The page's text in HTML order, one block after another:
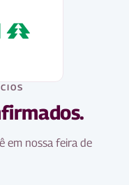
em nossa feira de